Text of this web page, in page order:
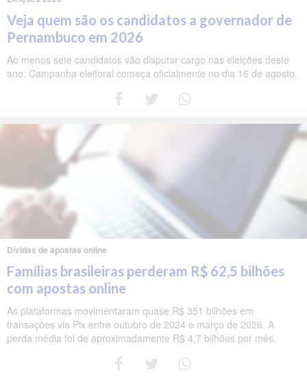
Veja quem são os candidatos a governador de
Pernambuco em 2026
Ao menos sete candidatos vão disputar cargo nas eleições deste
ano. Campanha eleitoral começa oficialmente no dia 16 de agosto.
Dívidas de apostas online
Famílias brasileiras perderam R$ 62,5 bilhões
com apostas online
As plataformas movimentaram quase R$ 351 bilhões em
transações via Pix entre outubro de 2024 e março de 2026. A
perda média foi de aproximadamente R$ 4,7 bilhões por mês.